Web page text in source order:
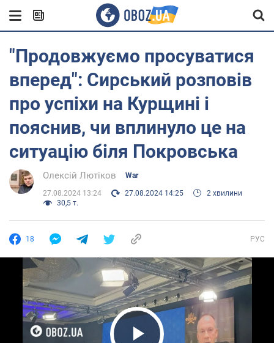
"Продовжуємо просуватися
вперед": Сирський розповів
про успіхи на Курщині і
пояснив, чи вплинуло це на
ситуацію біля Покровська
Олексій Лютіков War
27.08.2024 13:24 27.08.2024 14:25
2 хвилини
30,5 т.
18 РУС